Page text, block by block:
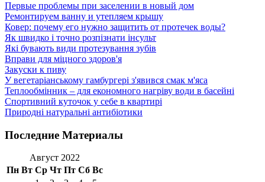
Первые проблемы при заселении в новый дом
Ремонтируем ванну и утепляем крышу
Ковер: почему его нужно защитить от протечек воды?
Як швидко і точно розпізнати інсульт
Які бувають види протезування зубів
Вправи для міцного здоров'я
Закуски к пиву
У вегетаріанському гамбургері з'явився смак м'яса
Теплообмінник – для економного нагріву води в басейні
Спортивний куточок у себе в квартирі
Природні натуральні антибіотики
Последние Материалы
Август 2022
Пн Вт Ср Чт Пт Сб Вс